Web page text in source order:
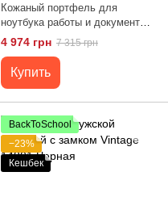
Кожаный портфель для
ноутбука работы и документов
Vintage 14066 Коричневый
4 974 грн 7 315 грн
Купить
BackToSchool
−23%
Кешбек